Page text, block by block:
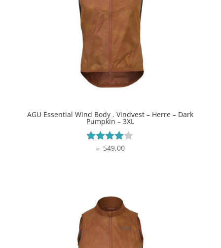
AGU Essential Wind Body . Vindvest – Herre – Dark
Pumpkin – 3XL
Vurderet
kr. 549,00